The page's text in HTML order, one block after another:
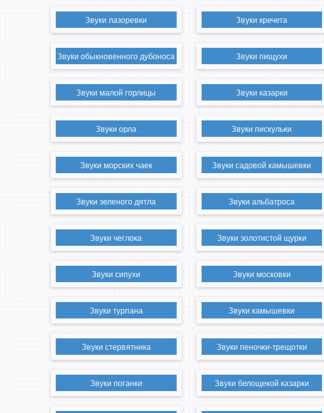
Звуки лазоревки Звуки кречета
Звуки обыкновенного дубоноса Звуки пищухи
Звуки малой горлицы Звуки казарки
Звуки орла Звуки пискульки
Звуки морских чаек Звуки садовой камышевки
Звуки зеленого дятла Звуки альбатроса
Звуки чеглока Звуки золотистой щурки
Звуки сипухи Звуки московки
Звуки турпана Звуки камышевки
Звуки стервятника Звуки пеночки-трещотки
Звуки поганки Звуки белощекой казарки